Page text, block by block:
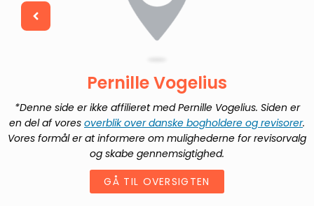
Pernille Vogelius
*Denne side er ikke affilieret medPernille Vogelius. Siden er
en del af vores overblik over danske bogholdere og revisorer.
Vores formål er at informere om mulighederne for revisorvalg
og skabe gennemsigtighed.
GÅ TIL OVERSIGTEN